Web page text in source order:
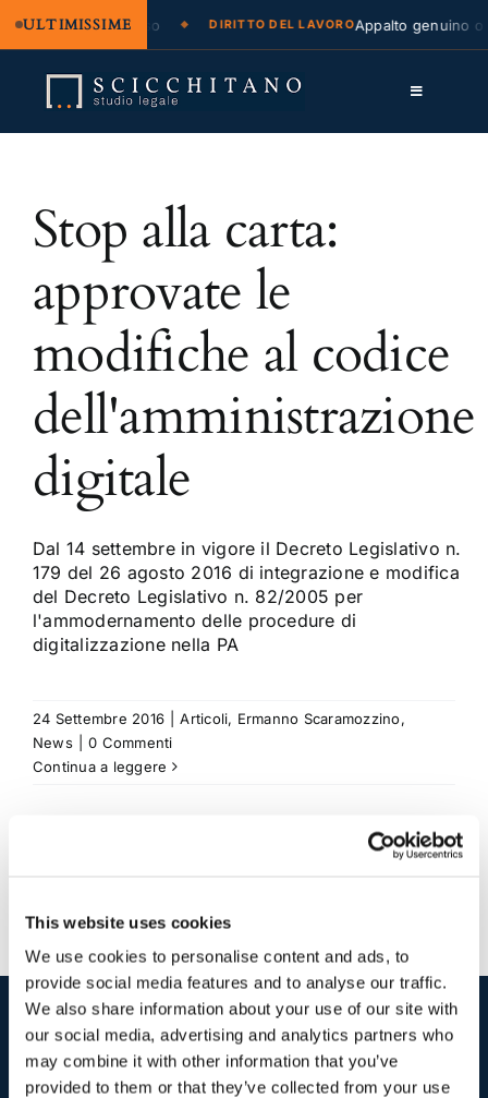
This website uses cookies
We use cookies to personalise content and ads, to
provide social media features and to analyse our traffic.
We also share information about your use of our site with
our social media, advertising and analytics partners who
may combine it with other information that you’ve
provided to them or that they’ve collected from your use
ULTIMISSIME
legale e regresso DIRITTO DEL LAVOROAppalto genuino o
contenuto
Toggle
Cassazione
Approfondimenti
Contatti
Stop alla carta:
approvate le
modifiche al codice
dell'amministrazione
digitale
Dal 14 settembre in vigore il Decreto Legislativo n.
179 del 26 agosto 2016 di integrazione e modifica
del Decreto Legislativo n. 82/2005 per
l'ammodernamento delle procedure di
digitalizzazione nella PA
24 Settembre 2016 Articoli, Ermanno Scaramozzino,
News
0 Commenti
Continua a leggere
I nostri contatti.